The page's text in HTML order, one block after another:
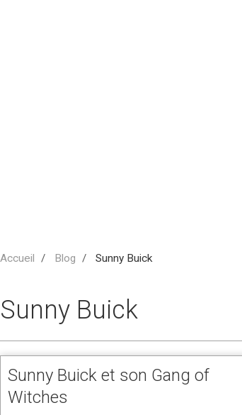
Accueil Blog Sunny Buick
Sunny Buick
Sunny Buick et son Gang of
Witches